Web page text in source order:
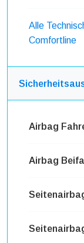
Alle
Comfortline
Airbag
Airbag